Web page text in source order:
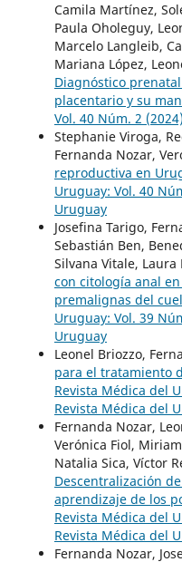
Camila Martínez,
Paula Oholeguy,
Marcelo Langleib,
Mariana López,
Diagnóstico
placentario y su
Vol. 40 Núm. 2
Stephanie Viroga,
Fernanda Nozar,
reproductiva en
Uruguay: Vol. 40
Uruguay
Josefina Tarigo,
Sebastián Ben,
Silvana Vitale, Laura
con citología anal
premalignas del
Uruguay: Vol. 39
Uruguay
Leonel Briozzo,
para el tratamiento
Revista Médica del
Revista Médica del
Fernanda Nozar,
Verónica Fiol,
Natalia Sica, Víctor
Descentralización
aprendizaje de los
Revista Médica del
Revista Médica del
Fernanda Nozar,